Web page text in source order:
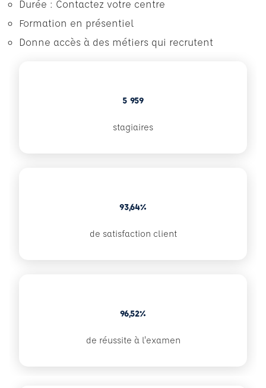
Durée : Contactez votre centre
Formation en présentiel
Donne accès à des métiers qui recrutent
5 959
stagiaires
93,64%
de satisfaction client
96,52%
de réussite à l'examen